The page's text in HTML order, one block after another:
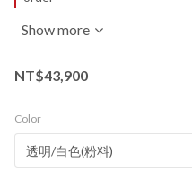
Show more
NT$43,900
Color